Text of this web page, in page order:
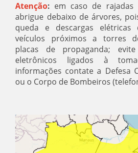
Atenção: em caso de
abrigue debaixo de árvores,
queda e descargas elétricas
veículos próximos a torres
placas de propaganda;
eletrônicos ligados à
informações contate a Defesa
ou o Corpo de Bombeiros